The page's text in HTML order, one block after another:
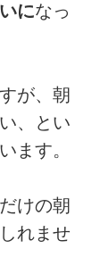
になっ
が、朝
、とい
ます。
けの朝
れませ